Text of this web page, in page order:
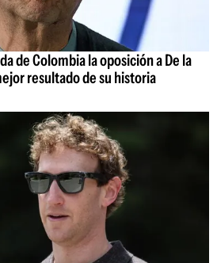
de Colombia la oposición a De la
resultado de su historia